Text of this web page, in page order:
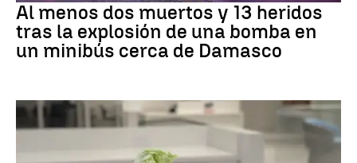
Al menos dos muertos y 13 heridos
tras la explosión de una bomba en
un minibús cerca de Damasco